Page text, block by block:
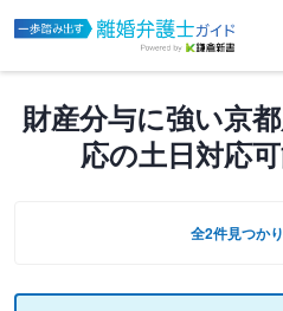
財産分与に強い京
応の土日対応
全2件見つか